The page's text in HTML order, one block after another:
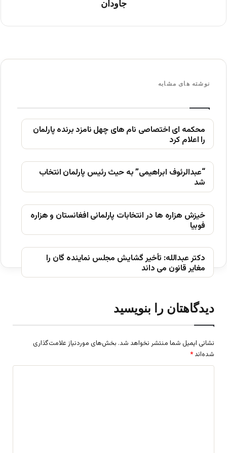
جاودان
نوشته های مشابه
محکمه ای اختصاصی نام های چهل نامزد برنده پارلمان
را اعلام کرد
“عبدالرئوف ابراهیمی” به حیث رئیس پارلمان انتخاب
شد
خیزش ھزاره ھا در انتخابات پارلمانی افغانستان و ھزاره
فوبیا
دکتر عبدالله: تأخیر گشایش مجلس نماینده گان را
مغایر قانون می داند
دیدگاهتان را بنویسید
نشانی ایمیل شما منتشر نخواهد شد. بخش‌های موردنیاز علامت‌گذاری
شده‌اند *